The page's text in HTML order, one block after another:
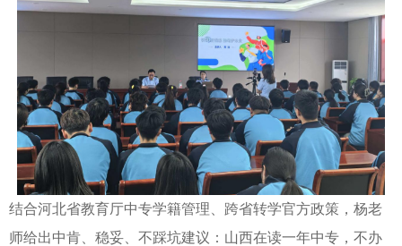
结合河北省教育厅中专学籍管理、跨省转学官方政策，杨老
师给出中肯、稳妥、不踩坑建议：山西在读一年中专，不办